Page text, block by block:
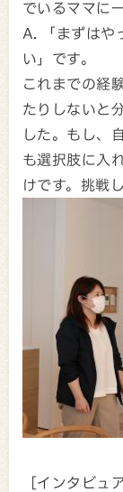
でいるママに
A. 「まずはや
い」です。
これまでの経
たりしないと
した。もし、
も選択肢に入
けです。挑戦
［インタビュ